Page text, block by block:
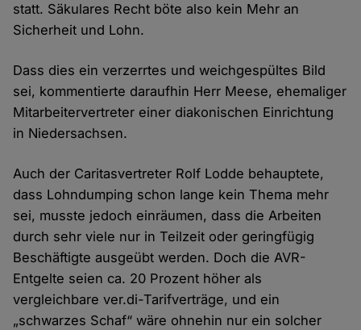
statt. Säkulares Recht böte also kein Mehr an
Sicherheit und Lohn.
Dass dies ein verzerrtes und weichgespültes Bild
sei, kommentierte daraufhin Herr Meese, ehemaliger
Mitarbeitervertreter einer diakonischen Einrichtung
in Niedersachsen.
Auch der Caritasvertreter Rolf Lodde behauptete,
dass Lohndumping schon lange kein Thema mehr
sei, musste jedoch einräumen, dass die Arbeiten
durch sehr viele nur in Teilzeit oder geringfügig
Beschäftigte ausgeübt werden. Doch die AVR-
Entgelte seien ca. 20 Prozent höher als
vergleichbare ver.di-Tarifverträge, und ein
„schwarzes Schaf“ wäre ohnehin nur ein solcher